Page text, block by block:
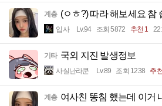
계층 (ㅇㅎ?) 따라 해보세요 참
입사 Lv.94 조회 5872 추천 1
기타 국외 지진 발생정보
사실난라쿤 Lv.89 조회 1238 추
계층 여사친 똥침 했는데 이거